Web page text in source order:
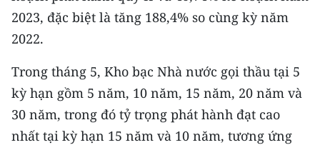
MỘT SẢN PHẨM
RADIO
MEDIA CENTER
E-Magazine
2023, đặc biệt là tăng 188,4% so cùng kỳ năm
2022.
Trong tháng 5, Kho bạc Nhà nước gọi thầu tại 5
kỳ hạn gồm 5 năm, 10 năm, 15 năm, 20 năm và
30 năm, trong đó tỷ trọng phát hành đạt cao
nhất tại kỳ hạn 15 năm và 10 năm, tương ứng